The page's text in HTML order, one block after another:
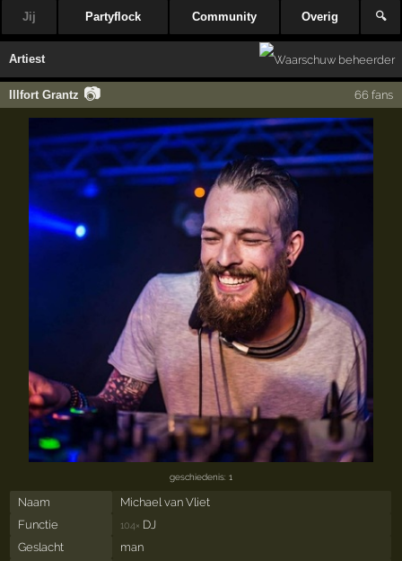
Jij Partyflock Community Overig 🔍
Artiest
Illfort Grantz 📷 66 fans
geschiedenis: 1
Naam
Michael van Vliet
Functie
104× DJ
Geslacht
man